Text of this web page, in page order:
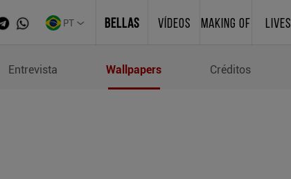
PT BELLAS VÍDEOS MAKING OF LIVES
Entrevista Wallpapers Créditos